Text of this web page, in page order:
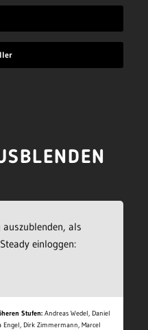
als
einloggen:
Stufen: Andreas Wedel, Daniel
Engel, Dirk Zimmermann, Marcel